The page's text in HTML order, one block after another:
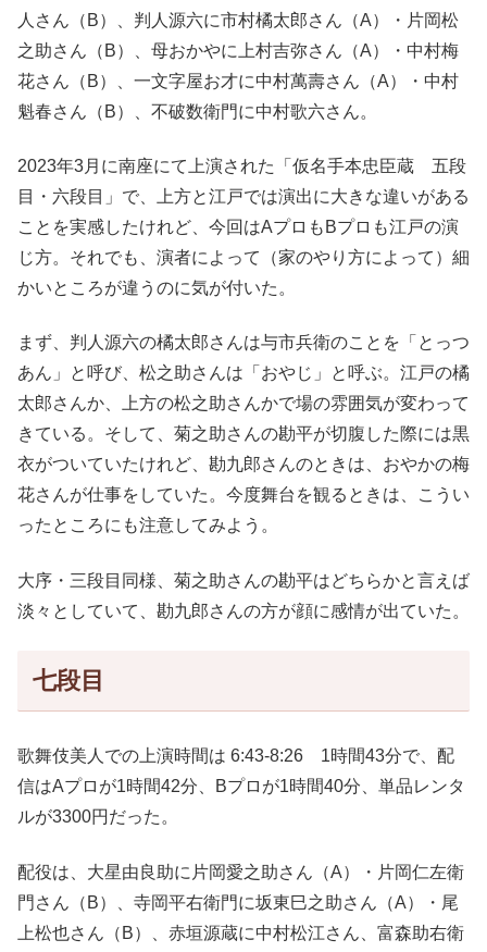
人さん（B）、判人源六に市村橘太郎さん（A）・片岡松
之助さん（B）、母おかやに上村吉弥さん（A）・中村梅
花さん（B）、一文字屋お才に中村萬壽さん（A）・中村
魁春さん（B）、不破数衛門に中村歌六さん。
2023年3月に南座にて上演された「仮名手本忠臣蔵 五段
目・六段目」で、上方と江戸では演出に大きな違いがある
ことを実感したけれど、今回はAプロもBプロも江戸の演
じ方。それでも、演者によって（家のやり方によって）細
かいところが違うのに気が付いた。
まず、判人源六の橘太郎さんは与市兵衛のことを「とっつ
あん」と呼び、松之助さんは「おやじ」と呼ぶ。江戸の橘
太郎さんか、上方の松之助さんかで場の雰囲気が変わって
きている。そして、菊之助さんの勘平が切腹した際には黒
衣がついていたけれど、勘九郎さんのときは、おやかの梅
花さんが仕事をしていた。今度舞台を観るときは、こうい
ったところにも注意してみよう。
大序・三段目同様、菊之助さんの勘平はどちらかと言えば
淡々としていて、勘九郎さんの方が顔に感情が出ていた。
七段目
歌舞伎美人での上演時間は 6:43-8:26 1時間43分で、配
信はAプロが1時間42分、Bプロが1時間40分、単品レンタ
ルが3300円だった。
配役は、大星由良助に片岡愛之助さん（A）・片岡仁左衛
門さん（B）、寺岡平右衛門に坂東巳之助さん（A）・尾
上松也さん（B）、赤垣源蔵に中村松江さん、富森助右衛